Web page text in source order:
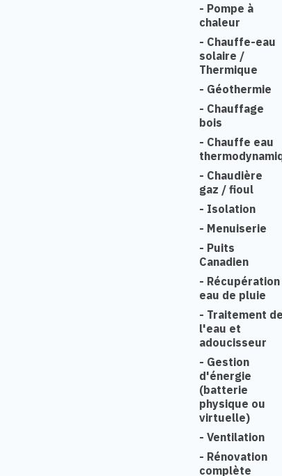
- Pompe à
chaleur
- Chauffe-eau
solaire /
Thermique
- Géothermie
- Chauffage
bois
- Chauffe eau
- Chaudière
gaz / fioul
- Isolation
- Menuiserie
- Puits
Canadien
- Récupération
eau de pluie
- Traitement de
l'eau et
adoucisseur
- Gestion
d'énergie
(batterie
physique ou
virtuelle)
- Ventilation
- Rénovation
complète